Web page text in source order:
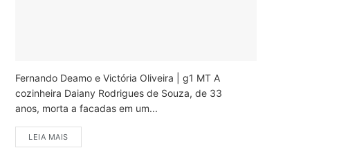
Fernando Deamo e Victória Oliveira | g1 MT A
cozinheira Daiany Rodrigues de Souza, de 33
anos, morta a facadas em um...
LEIA MAIS